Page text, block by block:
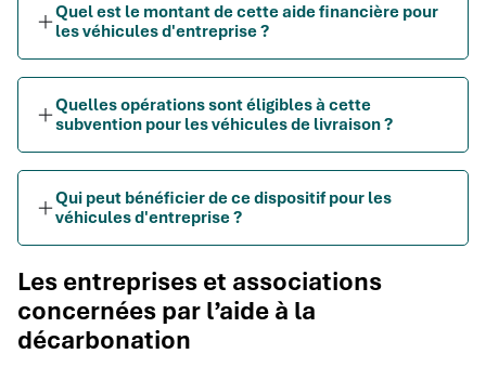
Quel est le montant de cette aide financière pour
les véhicules d'entreprise ?
Quelles opérations sont éligibles à cette
subvention pour les véhicules de livraison ?
Qui peut bénéficier de ce dispositif pour les
véhicules d'entreprise ?
Les entreprises et associations
concernées par l’aide à la
décarbonation